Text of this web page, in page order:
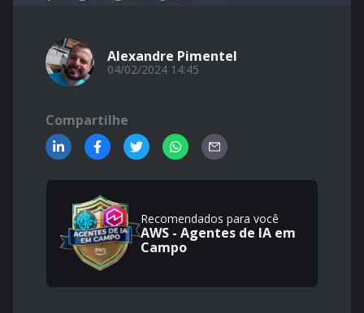
Alexandre Pimentel
04/02/2024 14:45
Compartilhe
Recomendados para você
AWS - Agentes de IA em
Campo